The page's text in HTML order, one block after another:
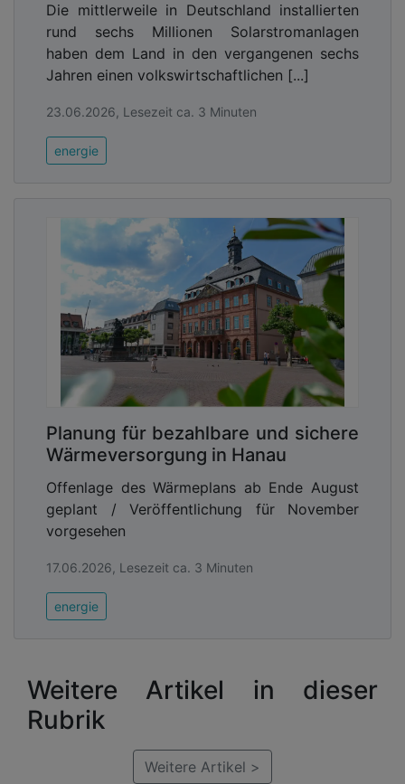
Die mittlerweile in Deutschland installierten
rund sechs Millionen Solarstromanlagen
haben dem Land in den vergangenen sechs
Jahren einen volkswirtschaftlichen [...]
23.06.2026, Lesezeit ca. 3 Minuten
energie
Planung für bezahlbare und sichere
Wärmeversorgung in Hanau
Offenlage des Wärmeplans ab Ende August
geplant / Veröffentlichung für November
vorgesehen
17.06.2026, Lesezeit ca. 3 Minuten
energie
Weitere Artikel in dieser
Rubrik
Weitere Artikel >